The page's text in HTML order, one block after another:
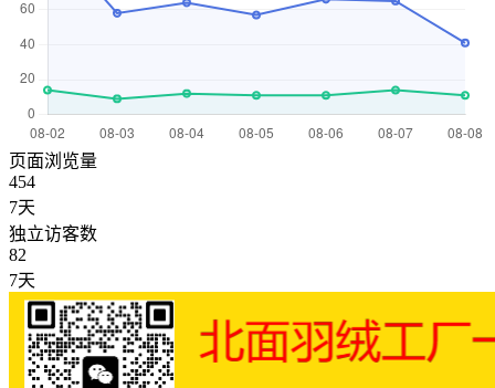
页面浏览量
454
7天
独立访客数
82
7天